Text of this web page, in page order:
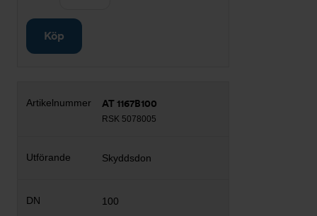
Köp
AT 1167B100
RSK 5078005
Skyddsdon
100